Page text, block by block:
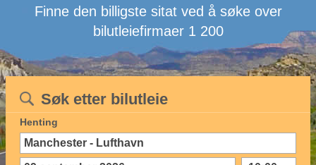
Finne den billigste sitat ved å søke over
bilutleiefirmaer 1 200
Søk etter bilutleie
Henting